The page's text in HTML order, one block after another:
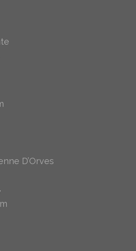
D’Orves